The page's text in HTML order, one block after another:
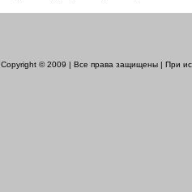
Copyright © 2009 | Все права защищены | При